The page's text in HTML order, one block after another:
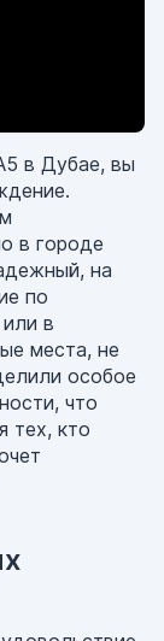
в Дубае, вы
в городе
на
по
в
места, не
особое
что
тех, кто